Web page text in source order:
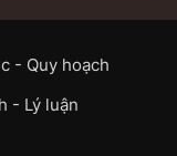
- Quy hoạch
- Lý luận